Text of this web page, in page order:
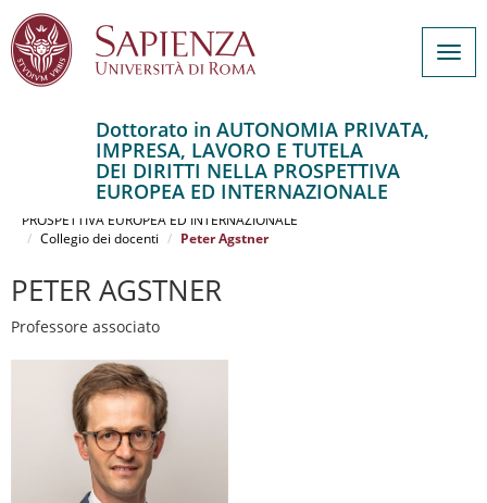
principale
Dottorato in AUTONOMIA PRIVATA,
IMPRESA, LAVORO E TUTELA
DEI DIRITTI NELLA PROSPETTIVA
EUROPEA ED INTERNAZIONALE
AUTONOMIA PRIVATA, IMPRESA, LAVORO E TUTELA DEI DIRITTI NELLA
PROSPETTIVA EUROPEA ED INTERNAZIONALE
Collegio dei docenti
Peter Agstner
PETER AGSTNER
Professore associato